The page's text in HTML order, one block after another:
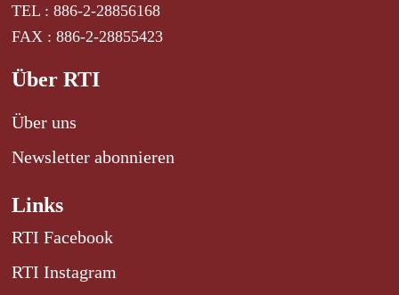
TEL : 886-2-28856168
FAX : 886-2-28855423
Über RTI
Über uns
Newsletter abonnieren
Links
RTI Facebook
RTI Instagram